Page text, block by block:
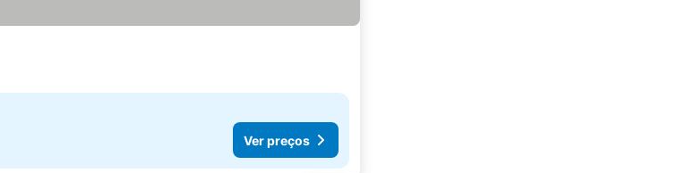
Ver preços